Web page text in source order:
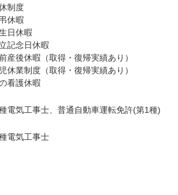
制度
休暇
日休暇
記念日休暇
産後休暇（取得・復帰実績あり）
休業制度（取得・復帰実績あり）
看護休暇
電気工事士、普通自動車運転免許(第1種)
電気工事士